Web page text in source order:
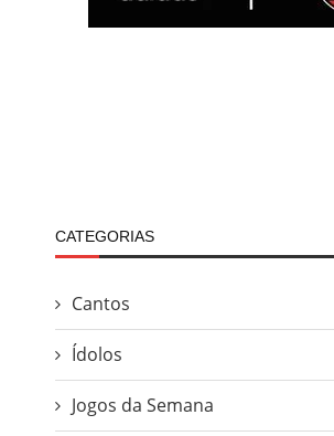
CATEGORIAS
Cantos
Ídolos
Jogos da Semana